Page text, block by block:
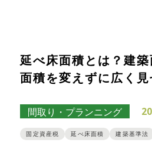
延べ床面積とは？建
面積を変えずに広く
間取り・プランニング
固定資産税 延べ床面積 建築基準法